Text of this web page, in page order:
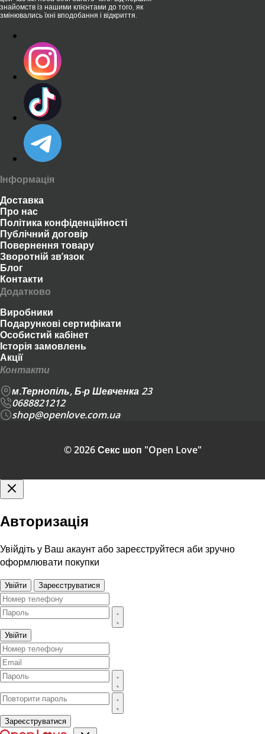
знайомств із нашими клієнтами до того, як
змінювались їхні вподобання і відкриття.
Інформація
Доставка
Про нас
Політика конфіденційності
Публічний договір
Повернення товару
Зворотній зв’язок
Блог
Контакти
Додатково
Виробники
Подарункові сертифікати
Особистий кабінет
Історія замовлень
Акції
Контакти
м.Тернопіль, Б-р Шевченка 23
0688821212
shop@openlove.com.ua
© 2026 Секс шоп "Open Love"
Авторизація
Увійдіть у Ваш акаунт або зареєструйтеся аби зручно
оформлювати покупки
Увійти Зареєструватися
Увійти
Зареєструватися